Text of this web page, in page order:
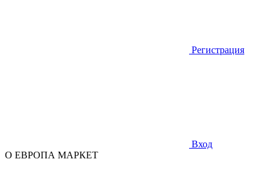
Регистрация
Вход
О ЕВРОПА МАРКЕТ